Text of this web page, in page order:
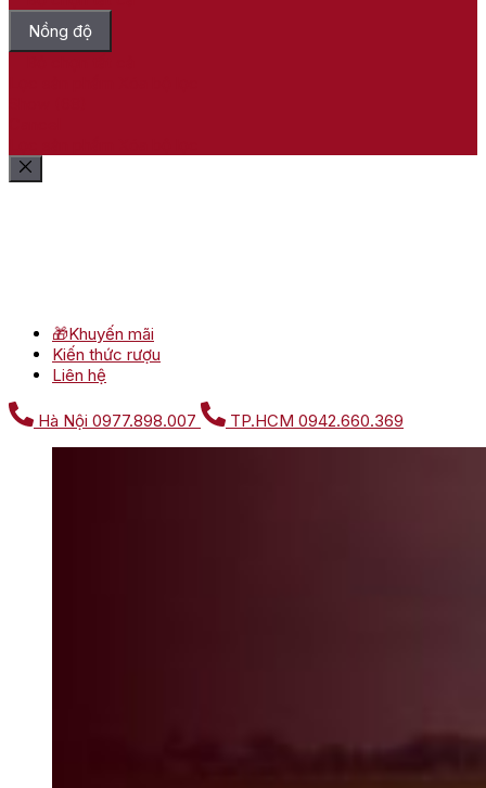
Nồng độ
🎁Khuyến mãi
Kiến thức rượu
Liên hệ
Hà Nội 0977.898.007 TP.HCM 0942.660.369